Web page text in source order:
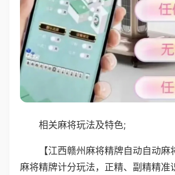
相关麻将玩法及特色;
【江西赣州麻将精牌自动自动
麻将精牌计分玩法，正精、副精精准